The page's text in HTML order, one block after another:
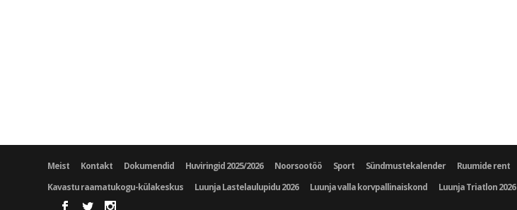
Meist Kontakt Dokumendid Huviringid 2025/2026 Noorsootöö Sport Sündmustekalender Ruumide rent
Kavastu raamatukogu-külakeskus
Luunja Lastelaulupidu 2026 Luunja valla korvpallinaiskond Luunja Triatlon 2026